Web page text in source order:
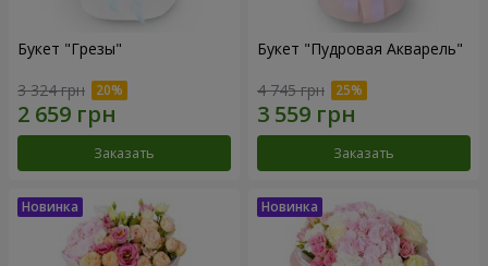
Букет "Грезы"
3 324 грн
Заказать
Букет "Пудровая Акварель"
4 745 грн
Заказать